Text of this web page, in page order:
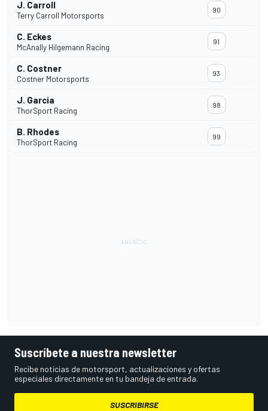
J. Carroll
Terry Carroll Motorsports
90
C. Eckes
McAnally Hilgemann Racing
91
C. Costner
Costner Motorsports
93
J. Garcia
ThorSport Racing
98
B. Rhodes
ThorSport Racing
99
Suscríbete a nuestra newsletter
Recibe noticias de motorsport, actualizaciones y ofertas
especiales directamente en tu bandeja de entrada.
SUSCRIBIRSE